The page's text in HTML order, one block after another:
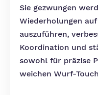
Sie gezwungen
Wiederholungen
auszuführen,
Koordination und
sowohl für präzise
weichen Wurf-